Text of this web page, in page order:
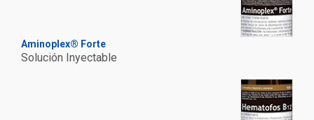
Aminoplex® Forte
Solución Inyectable